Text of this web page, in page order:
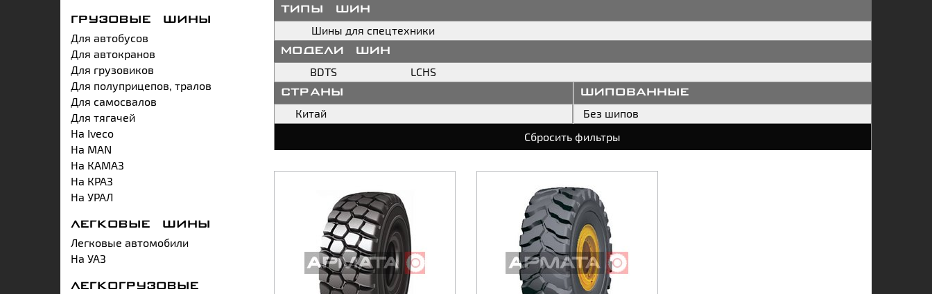
ГРУЗОВЫЕ ШИНЫ
Для автобусов
Для автокранов
Для грузовиков
Для полуприцепов, тралов
Для самосвалов
Для тягачей
На Iveco
На MAN
На КАМАЗ
На КРАЗ
На УРАЛ
ЛЕГКОВЫЕ ШИНЫ
Легковые автомобили
На УАЗ
ЛЕГКОГРУЗОВЫЕ
типы шин
Шины для спецтехники
модели шин
BDTS LCHS
страны
Китай
шипованные
Без шипов
Сбросить фильтры